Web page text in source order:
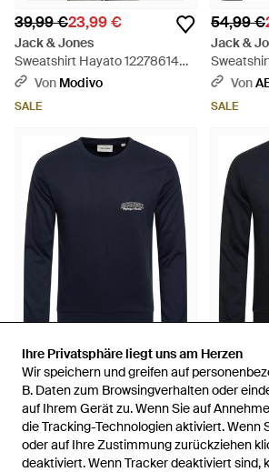
Ihre Privatsphäre liegt uns am Herzen
Wir speichern und greifen auf
B. Daten zum Browsingverhalten oder
auf Ihrem Gerät zu. Wenn Sie auf
die Tracking-Technologien aktiviert. Wenn
oder auf Ihre Zustimmung zurückziehen
deaktiviert. Wenn Tracker deaktiviert sind,
Ihre Privatsphäre liegt uns am Herzen
Wir speichern und greifen auf
B. Daten zum Browsingverhalten oder
auf Ihrem Gerät zu. Wenn Sie auf
die Tracking-Technologien aktiviert. Wenn
oder auf Ihre Zustimmung zurückziehen
deaktiviert. Wenn Tracker deaktiviert sind,
39,99 €23,99 €
Jack & Jones
Sweatshirt Hayato 12278614
Regular Fit - Grün
Von Modivo
SALE
54,99 €
Jack &
Von
SALE
49,99 €34,99 €
Jack & Jones
Sweatshirt Jjeternity - Blau
Von ABOUT YOU
SALE
59,99 €
Jack &
Von
SALE